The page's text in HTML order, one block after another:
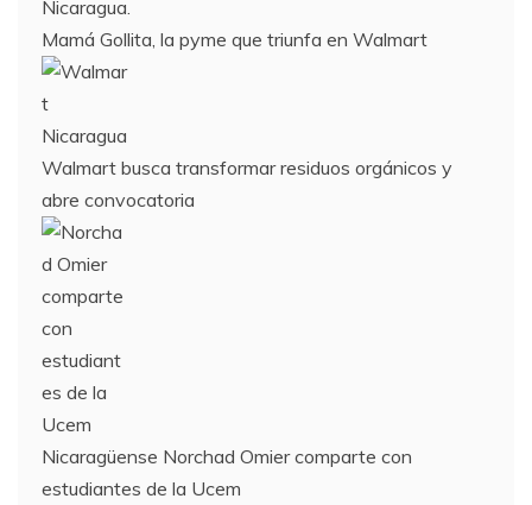
Mamá Gollita, la pyme que triunfa en Walmart
Walmart busca transformar residuos orgánicos y
abre convocatoria
Nicaragüense Norchad Omier comparte con
estudiantes de la Ucem